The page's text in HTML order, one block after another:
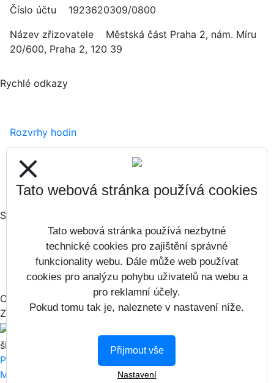
Číslo účtu 1923620309/0800
Název zřizovatele Městská část Praha 2, nám. Míru
20/600, Praha 2, 120 39
Rychlé odkazy
Rozvrhy hodin
Zápisy
Formuláře ke stažení
Sociální sítě
Copyright © 2017 - 2026
Základní škola Jana Masaryka 21 &
školních webů
Prohlášení o přístupnosti
Mapa webu
close
Tato webová stránka používá cookies
Tato webová stránka používá nezbytné
technické cookies pro zajištění správné
funkcionality webu. Dále může web používat
cookies pro analýzu pohybu uživatelů na webu a
pro reklamní účely.
Pokud tomu tak je, naleznete v nastavení níže.
Přijmout vše
Nastavení